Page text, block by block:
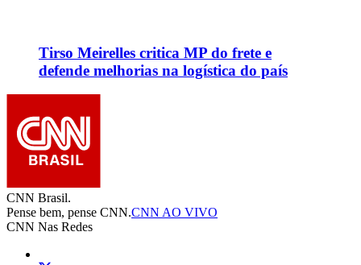
Tirso Meirelles critica MP do frete e
defende melhorias na logística do país
CNN Brasil.
Pense bem, pense CNN.CNN AO VIVO
CNN Nas Redes